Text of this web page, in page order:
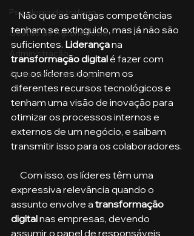
Psicologia de tráfego
Gestão do Agronegócio
Administração
Avaliações Psicológicas
    Não que as antigas competências
tenham se extinguido, mas já não são
suficientes. Liderança na
transformação digital é fazer com
que os líderes dominem os
diferentes recursos tecnológicos e
tenham uma visão de inovação para
otimizar os processos internos e
externos de um negócio, e saibam
transmitir isso para os colaboradores.
expressiva relevância quando o
assunto envolve a transformação
digital nas empresas, devendo
assumir o papel de responsáveis